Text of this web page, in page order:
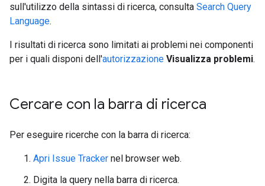
sull'utilizzo della sintassi di ricerca, consulta Search Query
Language.
I risultati di ricerca sono limitati ai problemi nei componenti
per i quali disponi dell'autorizzazione Visualizza problemi.
Cercare con la barra di ricerca
Per eseguire ricerche con la barra di ricerca:
Apri Issue Tracker nel browser web.
Digita la query nella barra di ricerca.